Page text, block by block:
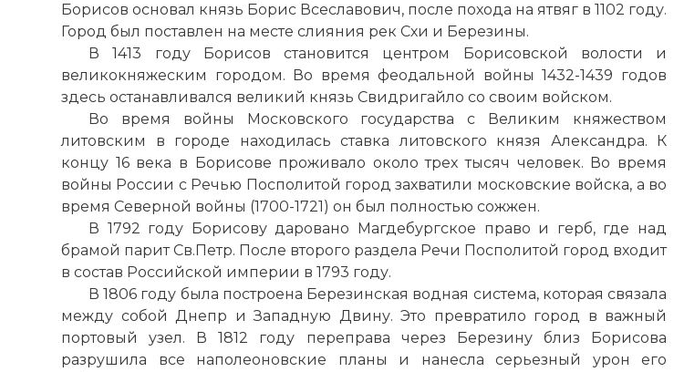
Борисов основал князь Борис Всеславович, после похода на ятвяг в 1102 году.
Город был поставлен на месте слияния рек Схи и Березины.
В 1413 году Борисов становится центром Борисовской волости и
великокняжеским городом. Во время феодальной войны 1432-1439 годов
здесь останавливался великий князь Свидригайло со своим войском.
Во время войны Московского государства с Великим княжеством
литовским в городе находилась ставка литовского князя Александра. К
концу 16 века в Борисове проживало около трех тысяч человек. Во время
войны России с Речью Посполитой город захватили московские войска, а во
время Северной войны (1700-1721) он был полностью сожжен.
В 1792 году Борисову даровано Магдебургское право и герб, где над
брамой парит Св.Петр. После второго раздела Речи Посполитой город входит
в состав Российской империи в 1793 году.
В 1806 году была построена Березинская водная система, которая связала
между собой Днепр и Западную Двину. Это превратило город в важный
портовый узел. В 1812 году переправа через Березину близ Борисова
разрушила все наполеоновские планы и нанесла серьезный урон его